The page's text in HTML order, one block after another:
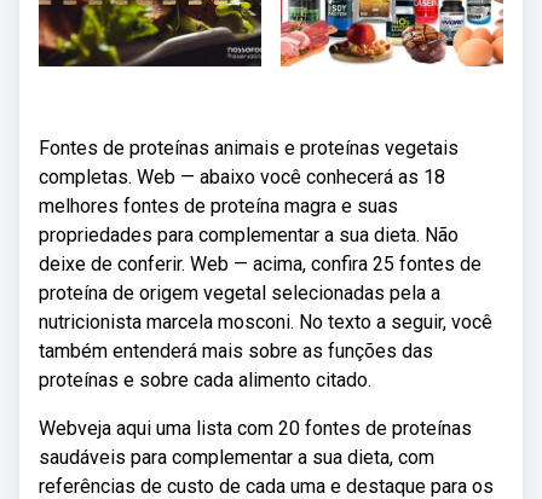
Fontes de proteínas animais e proteínas vegetais
completas. Web — abaixo você conhecerá as 18
melhores fontes de proteína magra e suas
propriedades para complementar a sua dieta. Não
deixe de conferir. Web — acima, confira 25 fontes de
proteína de origem vegetal selecionadas pela a
nutricionista marcela mosconi. No texto a seguir, você
também entenderá mais sobre as funções das
proteínas e sobre cada alimento citado.
Webveja aqui uma lista com 20 fontes de proteínas
saudáveis para complementar a sua dieta, com
referências de custo de cada uma e destaque para os